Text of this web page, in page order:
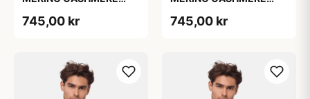
Melange 1-Pak
745,00 kr 745,00 kr